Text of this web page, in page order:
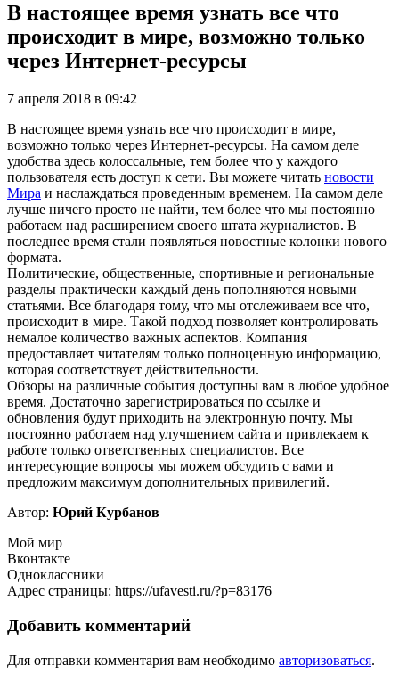
В настоящее время узнать все что
происходит в мире, возможно только
через Интернет-ресурсы
7 апреля 2018 в 09:42
В настоящее время узнать все что происходит в мире,
возможно только через Интернет-ресурсы. На самом деле
удобства здесь колоссальные, тем более что у каждого
пользователя есть доступ к сети. Вы можете читать новости
Мира и наслаждаться проведенным временем. На самом деле
лучше ничего просто не найти, тем более что мы постоянно
работаем над расширением своего штата журналистов. В
последнее время стали появляться новостные колонки нового
формата.
Политические, общественные, спортивные и региональные
разделы практически каждый день пополняются новыми
статьями. Все благодаря тому, что мы отслеживаем все что,
происходит в мире. Такой подход позволяет контролировать
немалое количество важных аспектов. Компания
предоставляет читателям только полноценную информацию,
которая соответствует действительности.
Обзоры на различные события доступны вам в любое удобное
время. Достаточно зарегистрироваться по ссылке и
обновления будут приходить на электронную почту. Мы
постоянно работаем над улучшением сайта и привлекаем к
работе только ответственных специалистов. Все
интересующие вопросы мы можем обсудить с вами и
предложим максимум дополнительных привилегий.
Автор: Юрий Курбанов
Мой мир
Вконтакте
Одноклассники
Адрес страницы: https://ufavesti.ru/?p=83176
Добавить комментарий
Для отправки комментария вам необходимо авторизоваться.